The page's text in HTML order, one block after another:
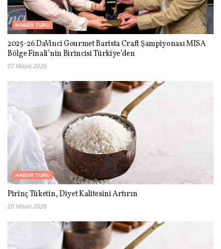
HABER TURU
2025-26 DaVinci Gourmet Barista Craft Şampiyonası MISA
Bölge Finali’nin Birincisi Türkiye’den
07 Mayıs 2026
HABER TURU
Pirinç Tüketin, Diyet Kalitesini Artırın
20 Nisan 2026